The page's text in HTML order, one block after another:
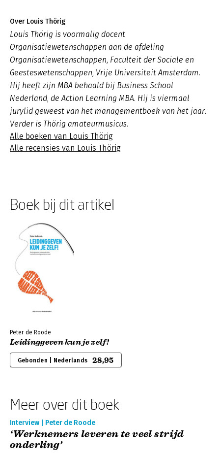
Over Louis Thörig
Louis Thörig is voormalig docent
Organisatiewetenschappen aan de afdeling
Organisatiewetenschappen, Faculteit der Sociale en
Geesteswetenschappen, Vrije Universiteit Amsterdam.
Hij heeft zijn MBA behaald bij Business School
Nederland, de Action Learning MBA. Hij is viermaal
jurylid geweest van het managementboek van het jaar.
Verder is Thörig amateurmusicus.
Alle boeken van Louis Thörig
Alle recensies van Louis Thörig
Boek bij dit artikel
Peter de Roode
Leidinggeven kun je zelf!
Gebonden | Nederlands 28,95
Meer over dit boek
Interview | Peter de Roode
‘Werknemers leveren te veel strijd
onderling’